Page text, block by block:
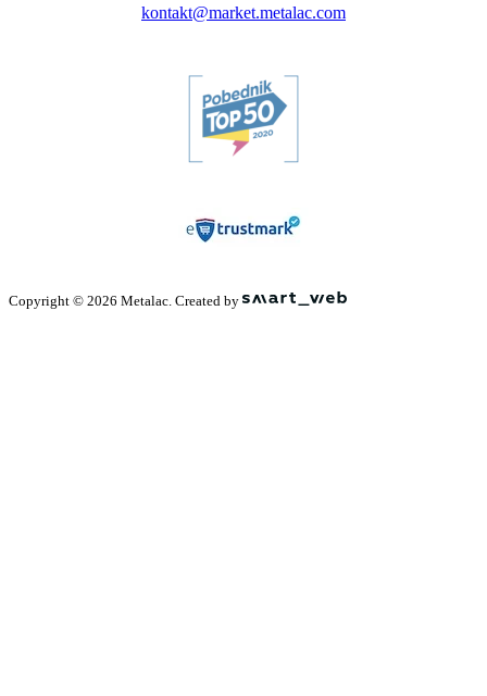
kontakt@market.metalac.com
Copyright © 2026 Metalac. Created by